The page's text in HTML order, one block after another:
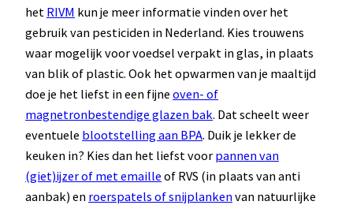
het RIVM kun je meer informatie vinden over het
gebruik van pesticiden in Nederland. Kies trouwens
waar mogelijk voor voedsel verpakt in glas, in plaats
van blik of plastic. Ook het opwarmen van je maaltijd
doe je het liefst in een fijne oven- of
magnetronbestendige glazen bak. Dat scheelt weer
eventuele blootstelling aan BPA. Duik je lekker de
keuken in? Kies dan het liefst voor pannen van
(giet)ijzer of met emaille of RVS (in plaats van anti
aanbak) en roerspatels of snijplankenvan natuurlijke